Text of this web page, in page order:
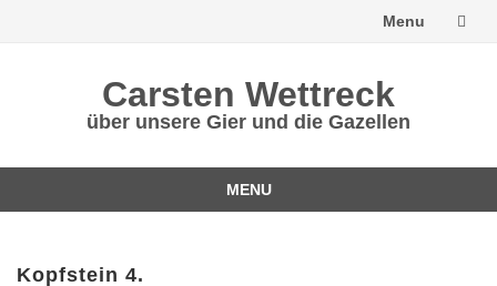
Menu
Carsten Wettreck
über unsere Gier und die Gazellen
MENU
content
Kopfstein 4.